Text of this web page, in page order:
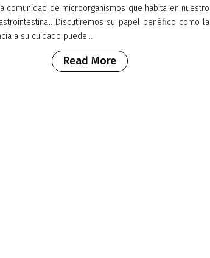
comunidad de microorganismos que habita en nuestro
Discutiremos su papel benéfico como la
a su cuidado puede...
Read More